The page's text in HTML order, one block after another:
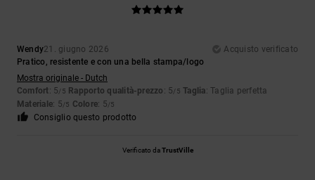
Wendy21. giugno 2026
Acquisto verificato
Pratico, resistente e con una bella stampa/logo
Mostra originale - Dutch
Comfort: 5/5 Rapporto qualità-prezzo : 5/5 Taglia: Taglia perfetta
Materiale: 5/5 Colore: 5/5
Consiglio questo prodotto
Verificato daTrustVille